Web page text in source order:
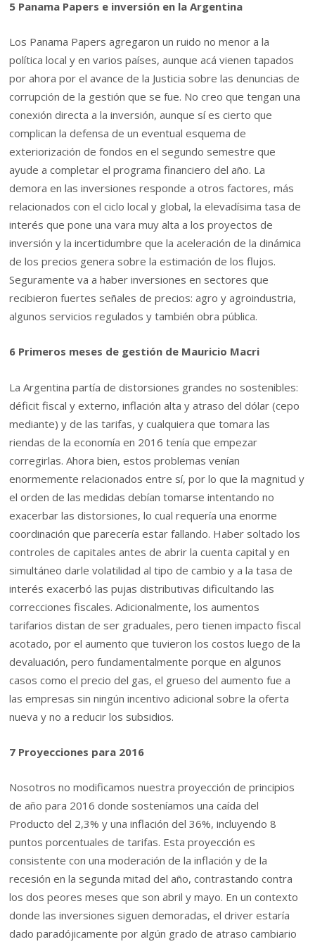
5 Panama Papers e inversión en la Argentina
Los Panama Papers agregaron un ruido no menor a la
política local y en varios países, aunque acá vienen tapados
por ahora por el avance de la Justicia sobre las denuncias de
corrupción de la gestión que se fue. No creo que tengan una
conexión directa a la inversión, aunque sí es cierto que
complican la defensa de un eventual esquema de
exteriorización de fondos en el segundo semestre que
ayude a completar el programa financiero del año. La
demora en las inversiones responde a otros factores, más
relacionados con el ciclo local y global, la elevadísima tasa de
interés que pone una vara muy alta a los proyectos de
inversión y la incertidumbre que la aceleración de la dinámica
de los precios genera sobre la estimación de los flujos.
Seguramente va a haber inversiones en sectores que
recibieron fuertes señales de precios: agro y agroindustria,
algunos servicios regulados y también obra pública.
6 Primeros meses de gestión de Mauricio Macri
La Argentina partía de distorsiones grandes no sostenibles:
déficit fiscal y externo, inflación alta y atraso del dólar (cepo
mediante) y de las tarifas, y cualquiera que tomara las
riendas de la economía en 2016 tenía que empezar
corregirlas. Ahora bien, estos problemas venían
enormemente relacionados entre sí, por lo que la magnitud y
el orden de las medidas debían tomarse intentando no
exacerbar las distorsiones, lo cual requería una enorme
coordinación que parecería estar fallando. Haber soltado los
controles de capitales antes de abrir la cuenta capital y en
simultáneo darle volatilidad al tipo de cambio y a la tasa de
interés exacerbó las pujas distributivas dificultando las
correcciones fiscales. Adicionalmente, los aumentos
tarifarios distan de ser graduales, pero tienen impacto fiscal
acotado, por el aumento que tuvieron los costos luego de la
devaluación, pero fundamentalmente porque en algunos
casos como el precio del gas, el grueso del aumento fue a
las empresas sin ningún incentivo adicional sobre la oferta
nueva y no a reducir los subsidios.
7 Proyecciones para 2016
Nosotros no modificamos nuestra proyección de principios
de año para 2016 donde sosteníamos una caída del
Producto del 2,3% y una inflación del 36%, incluyendo 8
puntos porcentuales de tarifas. Esta proyección es
consistente con una moderación de la inflación y de la
recesión en la segunda mitad del año, contrastando contra
los dos peores meses que son abril y mayo. En un contexto
donde las inversiones siguen demoradas, el driver estaría
dado paradójicamente por algún grado de atraso cambiario